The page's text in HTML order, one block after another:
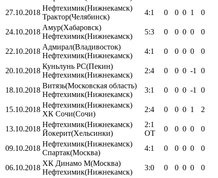
27.10.2018
Нефтехимик(Нижнекамск)
Трактор(Челябинск)
4:1 0 0 0 1 0
24.10.2018
Амур(Хабаровск)
Нефтехимик(Нижнекамск)
5:3 0 0 0 0 0
22.10.2018
Адмирал(Владивосток)
Нефтехимик(Нижнекамск)
4:1 0 0 0 0 0
20.10.2018
Куньлунь РС(Пекин)
Нефтехимик(Нижнекамск)
2:4 0 0 0 -1 0
18.10.2018
Витязь(Московская область)
Нефтехимик(Нижнекамск)
3:1 0 0 0 -1 0
15.10.2018
Нефтехимик(Нижнекамск)
ХК Сочи(Сочи)
2:4 0 0 0 1 2
13.10.2018
Нефтехимик(Нижнекамск)
Йокерит(Хельсинки)
2:1
OT
0 0 0 0 0
09.10.2018
Нефтехимик(Нижнекамск)
Спартак(Москва)
4:1 0 0 0 0 0
06.10.2018
ХК Динамо М(Москва)
Нефтехимик(Нижнекамск)
3:0 0 0 0 0 0